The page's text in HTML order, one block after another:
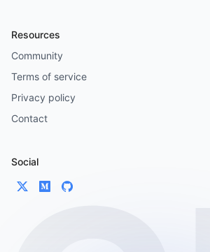
Resources
Community
Terms of service
Privacy policy
Contact
Social